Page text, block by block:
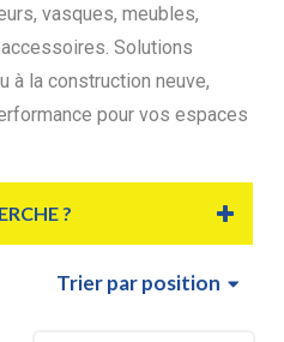
vasques, meubles,
Solutions
à la construction neuve,
pour vos espaces
?
Trierpar position